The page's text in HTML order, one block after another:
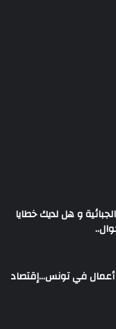
و هل لديك خطايا
أغنى 10 رجل أعمال في تونس…إقتصاد